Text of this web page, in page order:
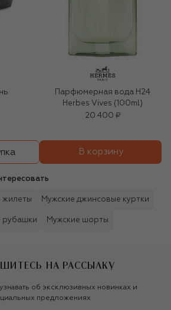
Парфюмерная вода H24
Herbes Vives (100ml)
20 400 ₽
В корзину
жилеты Мужские джинсовые куртки
рубашки Мужские шорты
НА РАССЫЛКУ
об эксклюзивных новинках и
предложениях